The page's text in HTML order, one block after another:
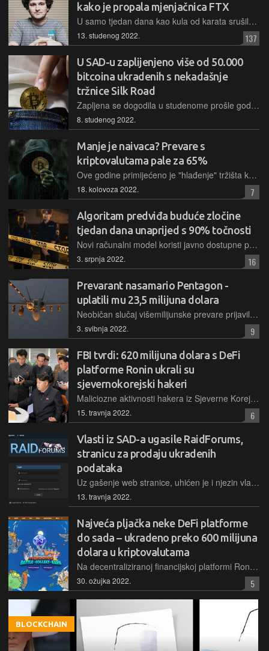
kako je propala mjenjačnica FTX
U samo tjedan dana kao kula od karata srušilo se kriptocarstvo milijardera Sama Bankman-Frieda, osnivača velike mjenjačnice FTX, a s njime je nestao i velik dio imovine klijenata
13. studenog 2022. 137
U SAD-u zaplijenjeno više od 50.000
bitcoina ukradenih s nekadašnje
tržnice Silk Road
Zapljena se dogodila u studenome prošle godine, a osoba koja je osumnjičena za to, sada je priznala umiješanost u ilegalne radnje na tržnici s Dark weba. Pronađene su 3,36 milijarde dolara u bitcoinu
8. studenog 2022.
Manje je naivaca? Prevare s
kriptovalutama pale za 65%
Ove godine primijećeno je "hlađenje" tržišta kriptovaluta, s čime u skladu je i manje prevara povezanih s tim oblikom imovine. Od siječnja do srpnja prihod prevaranata iznosio je 1,6 milijardi dolara
18. kolovoza 2022. 7
Algoritam predviđa buduće zločine
tjedan dana unaprijed s 90% točnosti
Novi računalni model koristi javno dostupne podatke za točno predviđanje kriminala u osam gradova u SAD-u i istovremeno otkriva dramatične razlike u postupanju policije
3. srpnja 2022. 16
Prevarant nasamario Pentagon -
uplatili mu 23,5 milijuna dolara
Neobičan slučaj višemilijunske prevare prijavilo je američko Ministarstvo pravosuđa, a cijela priča je još čudnija jer je šteta počinjena njihovom Ministarstvu obrane
3. svibnja 2022. 9
FBI tvrdi: 620 milijuna dolara s DeFi
platforme Ronin ukrali su
sjevernokorejski hakeri
Maliciozne aktivnosti hakera iz Sjeverne Koreje i njihove zloglasne hakerske skupine Lazarus američki su istražitelji povezali s nedavnom pljačkom oko 620 milijuna dolara u ethereumu
15. travnja 2022. 6
Vlasti iz SAD-a ugasile RaidForums,
stranicu za prodaju ukradenih
podataka
Uz gašenje web stranice, uhićen je i njezin vlasnik, 21-godišnji Portugalac koji je vrlo popularni "sigurnosni forum" RaidForums pokrenuo kada je bio star samo 14 godina
13. travnja 2022.
Najveća pljačka neke DeFi platforme
do sada – ukradeno preko 600 milijuna
dolara u kriptovalutama
Na decentraliziranoj financijskoj platformi Ronin Network došlo je do sigurnosnog incidenta u kojem je, u samo dvije transakcije, ukradeno gotovo 625 milijuna dolara u kriptovalutama
30. ožujka 2022. 5
BLOCKCHAIN